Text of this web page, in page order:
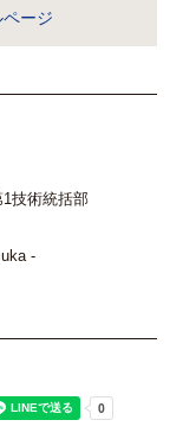
ページ
1技術統括部
-